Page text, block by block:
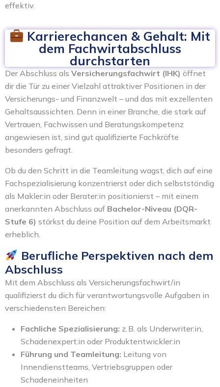
effektiv.
Karrierechancen & Gehalt: Mit
dem Fachwirtabschluss
durchstarten
Der Abschluss als Versicherungsfachwirt (IHK) öffnet
dir die Tür zu einer Vielzahl attraktiver Positionen in der
Versicherungs- und Finanzwelt – und das mit exzellenten
Gehaltsaussichten. Denn in einer Branche, die stark auf
Vertrauen, Fachwissen und Beratungskompetenz
angewiesen ist, sind gut qualifizierte Fachkräfte
besonders gefragt.
Ob du den Schritt in die Teamleitung wagst, dich auf eine
Fachspezialisierung konzentrierst oder dich selbstständig
als Makler:in oder Berater:in positionierst – mit einem
anerkannten Abschluss auf Bachelor-Niveau (DQR-
Stufe 6) stärkst du deine Position auf dem Arbeitsmarkt
erheblich.
Berufliche Perspektiven nach dem
Abschluss
Mit dem Abschluss als Versicherungsfachwirt/in
qualifizierst du dich für verantwortungsvolle Aufgaben in
verschiedensten Bereichen:
Fachliche Spezialisierung: z. B. als Underwriter:in,
Schadenexpert:in oder Produktentwickler:in
Führung und Teamleitung: Leitung von
Innendienstteams, Vertriebsgruppen oder
Schadeneinheiten